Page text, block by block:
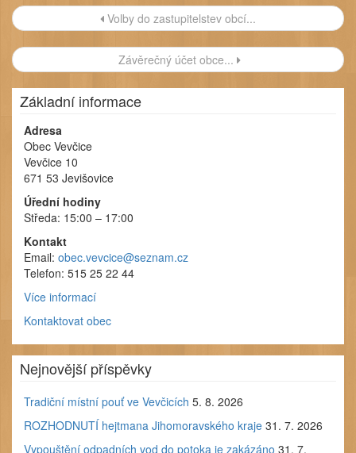
Navigace
příspěvku
Volby do zastupitelstev obcí...
Závěrečný účet obce...
Základní informace
Adresa
Obec Vevčice
Vevčice 10
671 53 Jevišovice
Úřední hodiny
Středa: 15:00 – 17:00
Kontakt
Email: obec.vevcice@seznam.cz
Telefon: 515 25 22 44
Více informací
Kontaktovat obec
Nejnovější příspěvky
Tradiční místní pouť ve Vevčicích 5. 8. 2026
ROZHODNUTÍ hejtmana Jihomoravského kraje 31. 7. 2026
Vypouštění odpadních vod do potoka je zakázáno 31. 7.